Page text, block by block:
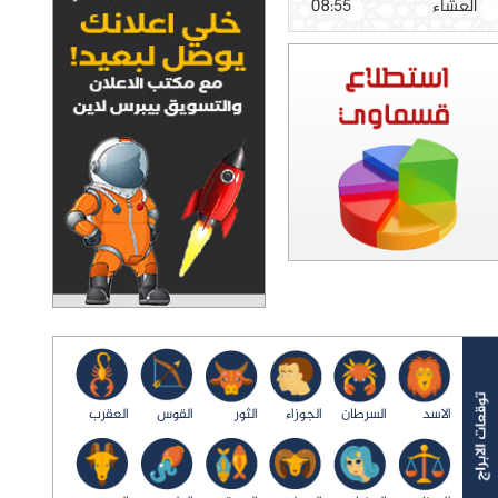
العشاء 08:55
الاسد السرطان الجوزاء الثور القوس العقرب